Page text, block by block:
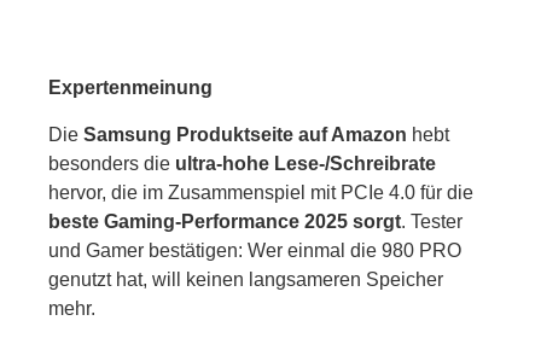
Expertenmeinung
Die Samsung Produktseite auf Amazon hebt
besonders die ultra-hohe Lese-/Schreibrate
hervor, die im Zusammenspiel mit PCIe 4.0 für die
beste Gaming-Performance 2025 sorgt. Tester
und Gamer bestätigen: Wer einmal die 980 PRO
genutzt hat, will keinen langsameren Speicher
mehr.